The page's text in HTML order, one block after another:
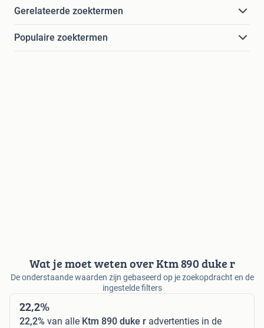
Gerelateerde zoektermen
Populaire zoektermen
Wat je moet weten over Ktm 890 duke r
De onderstaande waarden zijn gebaseerd op je zoekopdracht en de
ingestelde filters
22,2%
22,2% van alle Ktm 890 duke r advertenties in de